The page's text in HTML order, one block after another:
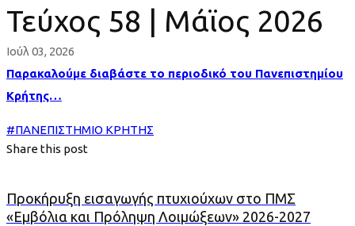
Τεύχος 58 | Μάϊος 2026
Ιούλ 03, 2026
Παρακαλούμε διαβάστε το περιοδικό του Πανεπιστημίου
Κρήτης…
#ΠΑΝΕΠΙΣΤΗΜΙΟ ΚΡΗΤΗΣ
Share this post
Προκήρυξη εισαγωγής πτυχιούχων στο ΠΜΣ
«Εμβόλια και Πρόληψη Λοιμώξεων» 2026-2027